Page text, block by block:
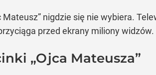
Mateusz” nigdzie się nie wybiera.
przed ekrany miliony widzów.
„Ojca Mateusza”